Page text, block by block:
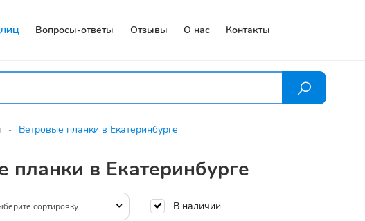
Вопросы-ответы Отзывы О нас Контакты
Ветровые планки в Екатеринбурге
планки в Екатеринбурге
сортировку В наличии